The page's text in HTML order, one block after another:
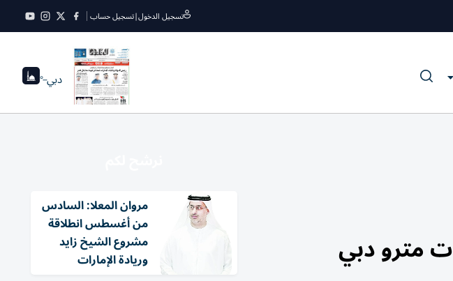
تسجيل الدخول|تسجيل حساب
دبي--°
مروان المعلا: السادس
من أغسطس انطلاقة
مشروع الشيخ زايد
وريادة الإمارات